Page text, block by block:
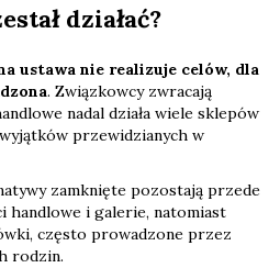
działać?
ustawa nie realizuje celów, dla
. Związkowcy zwracają
nadal działa wiele sklepów
przewidzianych w
zamknięte pozostają przede
handlowe i galerie, natomiast
często prowadzone przez
rodzin.